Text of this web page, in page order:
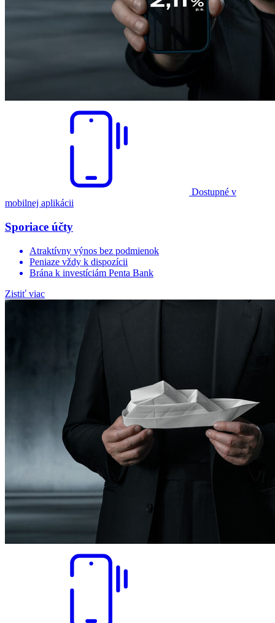
Dostupné v
mobilnej aplikácii
Sporiace účty
Atraktívny výnos bez podmienok
Peniaze vždy k dispozícii
Brána k investíciám Penta Bank
Zistiť viac